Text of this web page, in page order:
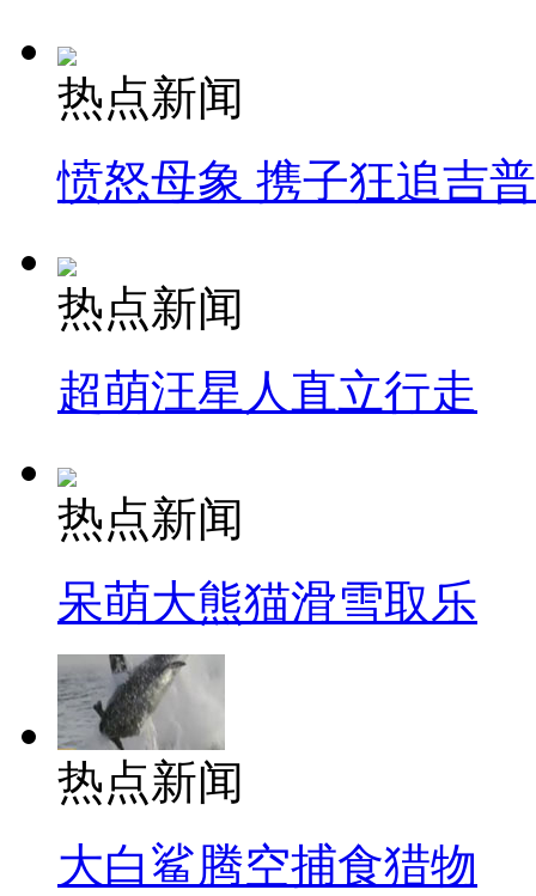
热点新闻
愤怒母象 携子狂追吉
热点新闻
超萌汪星人直立行走
热点新闻
呆萌大熊猫滑雪取乐
热点新闻
大白鲨腾空捕食猎物